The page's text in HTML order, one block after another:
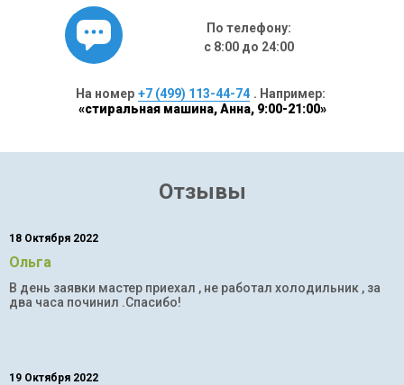
По телефону:
с 8:00 до 24:00
На номер +7 (499) 113-44-74 . Например:
«стиральная машина, Анна, 9:00-21:00»
Отзывы
18 Октября 2022
Ольга
В день заявки мастер приехал , не работал холодильник , за
два часа починил .Спасибо!
19 Октября 2022